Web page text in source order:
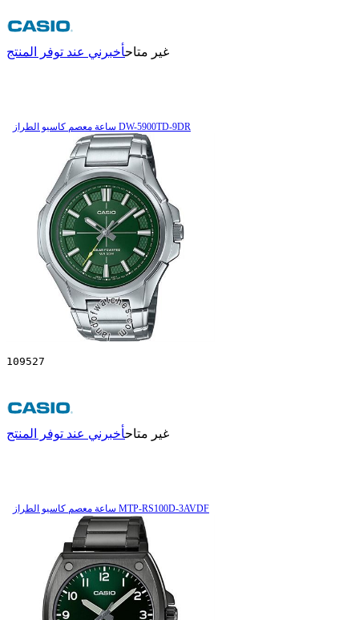
غير متاحأخبرني عند توفر المنتج
ساعة معصم کاسیو الطراز DW-5900TD-9DR
109527
غير متاحأخبرني عند توفر المنتج
ساعة معصم کاسیو الطراز MTP-RS100D-3AVDF